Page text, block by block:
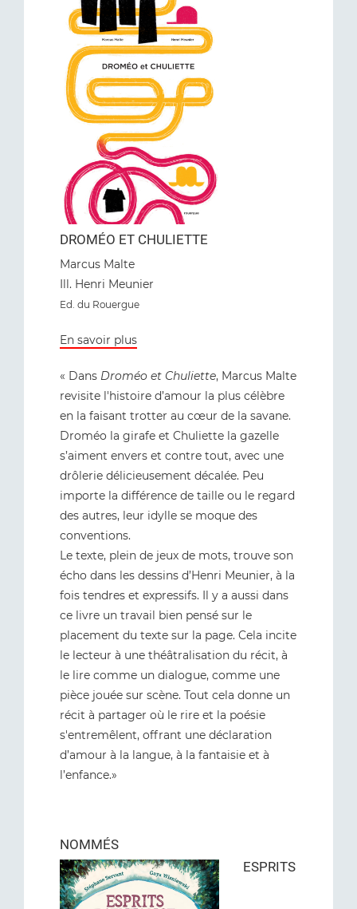
DROMÉO ET CHULIETTE
Marcus Malte
Ill. Henri Meunier
Ed. du Rouergue
En savoir plus
« Dans Droméo et Chuliette, Marcus Malte
revisite l'histoire d’amour la plus célèbre
en la faisant trotter au cœur de la savane.
Droméo la girafe et Chuliette la gazelle
s’aiment envers et contre tout, avec une
drôlerie délicieusement décalée. Peu
importe la différence de taille ou le regard
des autres, leur idylle se moque des
conventions.
Le texte, plein de jeux de mots, trouve son
écho dans les dessins d’Henri Meunier, à la
fois tendres et expressifs. Il y a aussi dans
ce livre un travail bien pensé sur le
placement du texte sur la page. Cela incite
le lecteur à une théâtralisation du récit, à
le lire comme un dialogue, comme une
pièce jouée sur scène. Tout cela donne un
récit à partager où le rire et la poésie
s'entremêlent, offrant une déclaration
d’amour à la langue, à la fantaisie et à
l’enfance.»
NOMMÉS
ESPRITS